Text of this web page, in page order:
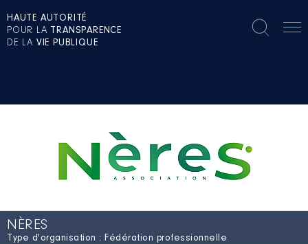
HAUTE AUTORITÉ
POUR LA TRANSPARENCE
DE LA VIE PUBLIQUE
NÈRES
Type d'organisation : Fédération professionnelle